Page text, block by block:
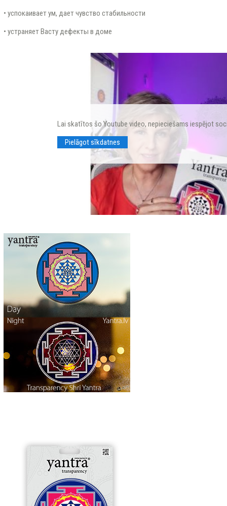
• успокаивает ум, дает чувство стабильности
• устраняет Васту дефекты в доме
Lai skatītos šo Youtube video, nepieciešams iespējot
Pielāgot sīkdatnes